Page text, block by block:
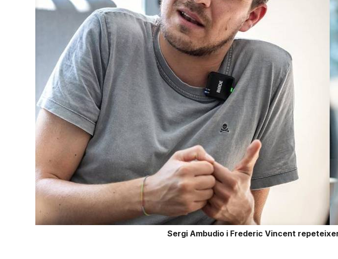
Sergi Ambudio i Frederic Vincent